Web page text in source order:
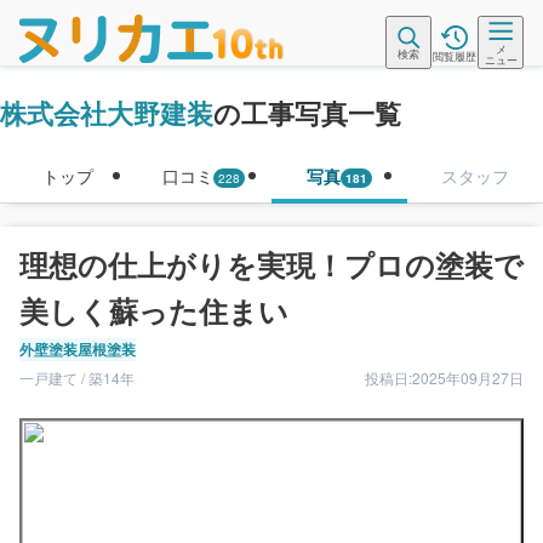
検索 閲覧履歴
メ
ニュー
株式会社大野建装の工事写真一覧
トップ 口コミ 228 写真 181 スタッフ
理想の仕上がりを実現！プロの塗装で
美しく蘇った住まい
外壁塗装屋根塗装
一戸建て / 築14年 投稿日:2025年09月27日